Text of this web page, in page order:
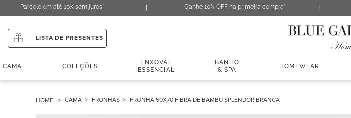
Parcele em até 10X sem juros* Ganhe 10% OFF na primeira compra*
LISTA DE PRESENTES
CAMA COLEÇÕES
ENXOVAL
ESSENCIAL
BANHO
& SPA
HOMEWEAR
CAMA FRONHAS FRONHA 50X70 FIBRA DE BAMBU SPLENDOR BRANCA